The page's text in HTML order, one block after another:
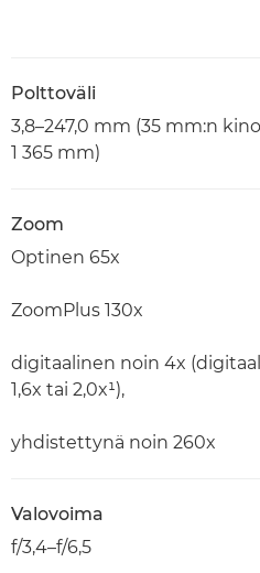
Polttoväli
3,8–247,0 mm (35 mm:n
1 365 mm)
Zoom
Optinen 65x
ZoomPlus 130x
digitaalinen noin 4x
1,6x tai 2,0x¹),
yhdistettynä noin 260x
Valovoima
f/3,4–f/6,5